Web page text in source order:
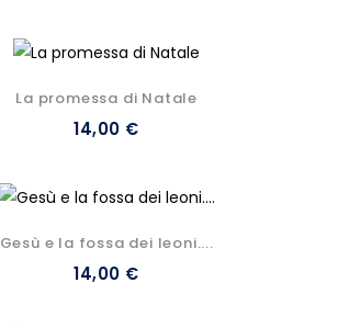
La promessa di Natale
14,00 €
Gesù e la fossa dei leoni....
14,00 €